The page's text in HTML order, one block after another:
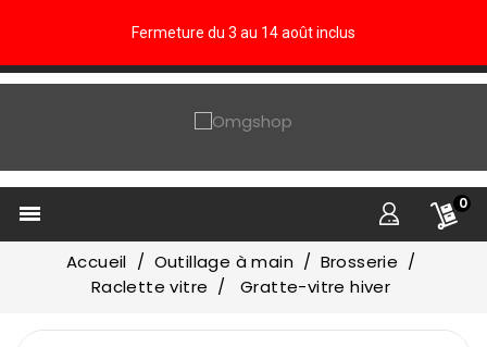
Fermeture du 3 au 14 août inclus
 0
Accueil Outillage à main
Brosserie
Raclette vitre
Gratte-vitre hiver